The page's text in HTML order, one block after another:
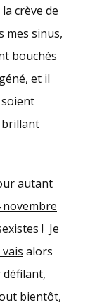
crève de
mes sinus,
bouchés
et il
brillant
autant
novembre
! Je
alors
bientôt,